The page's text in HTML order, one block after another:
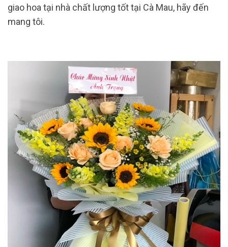
giao hoa tại nhà chất lượng tốt tại Cà Mau, hãy đến
mang tôi.